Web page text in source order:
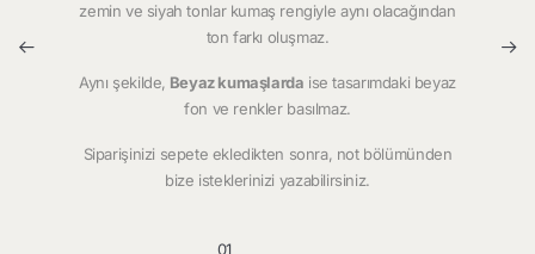
zemin ve siyah tonlar kumaş rengiyle aynı olacağından
ton farkı oluşmaz.
Aynı şekilde, Beyaz kumaşlarda ise tasarımdaki beyaz
fon ve renkler basılmaz.
Siparişinizi sepete ekledikten sonra, not bölümünden
bize isteklerinizi yazabilirsiniz.